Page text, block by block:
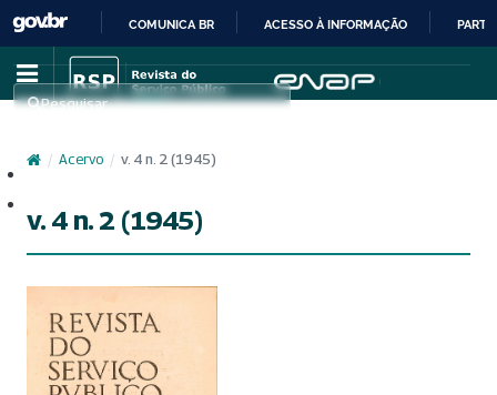
IR
PARA
COMUNICA BR ACESSO À INFORMAÇÃO
Pesquisar
/ Acervo / v. 4 n. 2 (1945)
v. 4 n. 2 (1945)